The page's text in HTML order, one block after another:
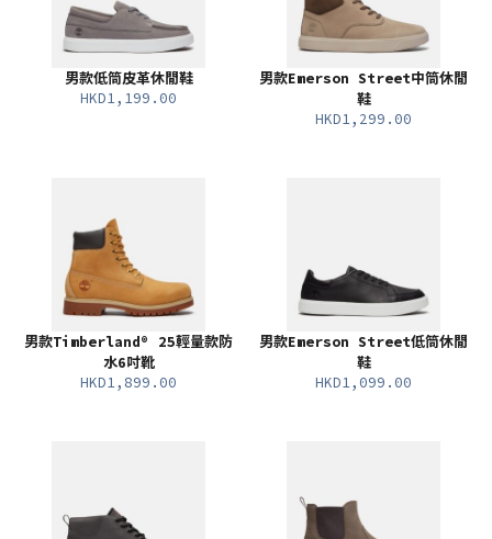
男款低筒皮革休閒鞋
HKD1,199.00
男款Emerson Street中筒休閒
鞋
HKD1,299.00
男款Timberland® 25輕量款防
水6吋靴
HKD1,899.00
男款Emerson Street低筒休閒
鞋
HKD1,099.00